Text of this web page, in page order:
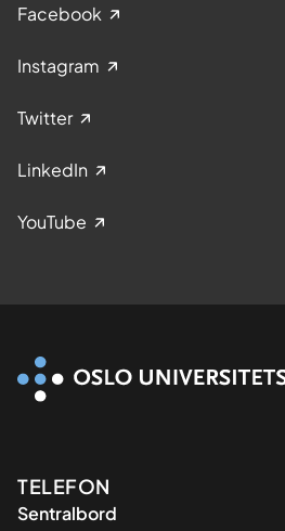
Facebook
Instagram
Twitter
LinkedIn
YouTube
Kontaktinformasjon
TELEFON
Sentralbord